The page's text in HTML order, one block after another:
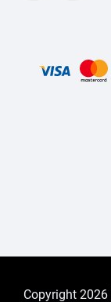
Copyright 2026